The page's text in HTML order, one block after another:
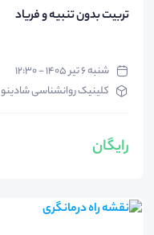
تربیت بدون تنبیه و فریاد
شنبه ۶ تیر ۱۴۰۵ - ۱۲:۳۰
کلینیک روانشناسی شادینو
رایگان